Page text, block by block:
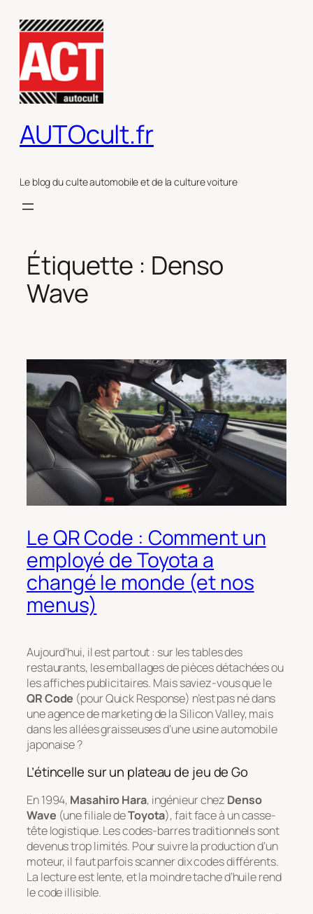
contenu
AUTOcult.fr
Le blog du culte automobile et de la culture voiture
Étiquette : Denso
Wave
Le QR Code : Comment un
employé de Toyota a
changé le monde (et nos
menus)
Aujourd’hui, il est partout : sur les tables des
restaurants, les emballages de pièces détachées ou
les affiches publicitaires. Mais saviez-vous que le
QR Code (pourQuick Response) n’est pas né dans
une agence de marketing de la Silicon Valley, mais
dans les allées graisseuses d’une usine automobile
japonaise ?
L’étincelle sur un plateau de jeu de Go
En 1994, Masahiro Hara, ingénieur chez Denso
Wave (une filiale deToyota), fait face à un casse-
tête logistique. Les codes-barres traditionnels sont
devenus trop limités. Pour suivre la production d’un
moteur, il faut parfois scanner dix codes différents.
La lecture est lente, et la moindre tache d’huile rend
le code illisible.